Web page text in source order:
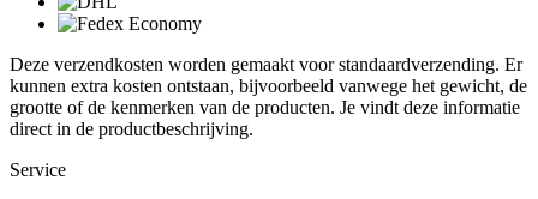
Deze verzendkosten worden gemaakt voor standaardverzending. Er
kunnen extra kosten ontstaan, bijvoorbeeld vanwege het gewicht, de
grootte of de kenmerken van de producten. Je vindt deze informatie
direct in de productbeschrijving.
Service